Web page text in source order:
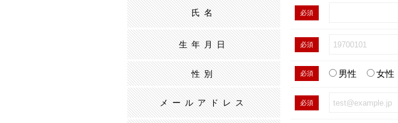
氏名 必須
生年月日 必須
性別 必須 男性 女性
メールアドレス 必須